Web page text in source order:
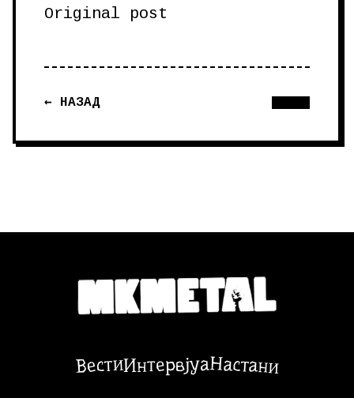
Original post
← НАЗАД
ВестиИнтервјуаНастани